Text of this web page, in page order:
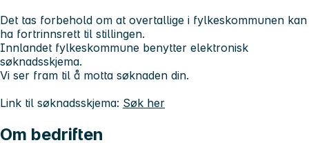
Det tas forbehold om at overtallige i fylkeskommunen kan
ha fortrinnsrett til stillingen.
Innlandet fylkeskommune benytter elektronisk
søknadsskjema.
Vi ser fram til å motta søknaden din.
Link til søknadsskjema: Søk her
Om bedriften